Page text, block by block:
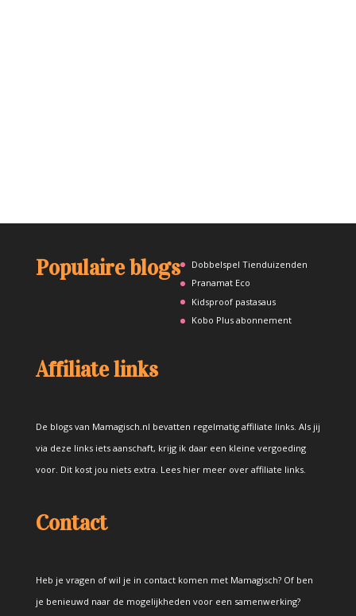
Populaire blogs
Dobbelspel Tienduizenden
Pranamat Eco
Kidsproof pastasaus
Kobo Plus abonnement
Affiliate links
De blogs van Mamagisch.nl bevatten regelmatig affiliate links. Als jij
via deze links iets aanschaft, krijg ik daar een kleine vergoeding
voor. Dit kost jou niets extra. Lees hier meer over affiliate links.
Contact
Heb je vragen of wil je in contact komen met Mamagisch? Of ben
je benieuwd naar de mogelijkheden voor een samenwerking?